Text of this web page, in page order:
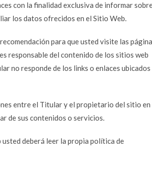
con la finalidad exclusiva de informar
los datos ofrecidos en el Sitio Web.
para que usted visite las
responsable del contenido de los sitios web
no responde de los links o enlaces ubicados
entre el Titular y el propietario del sitio en
de sus contenidos o servicios.
usted deberá leer la propia política de